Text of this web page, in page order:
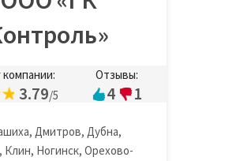
3.79/5
Отзывы:
4 1
Дмитров, Дубна,
Клин, Ногинск, Орехово-